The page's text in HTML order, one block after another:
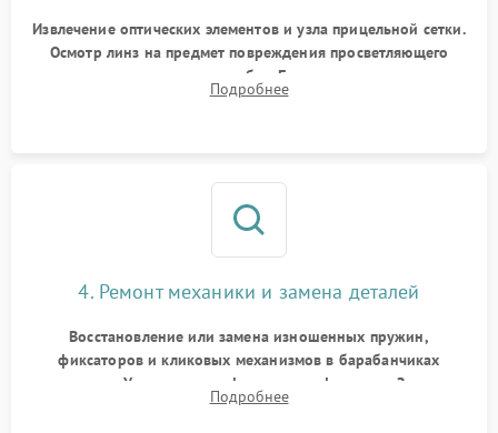
Извлечение оптических элементов и узла прицельной сетки.
Осмотр линз на предмет повреждения просветляющего
покрытия или появления грибка. Бережная очистка стекол
спецрастворами. Проверка целостности гравированной
Подробнее
4. Ремонт механики и замена деталей
Восстановление или замена изношенных пружин,
фиксаторов и кликовых механизмов в барабанчиках
поправок. Устранение люфтов в трансфокаторе. Замена
поврежденных линз, разбитой сетки или восстановление
Подробнее